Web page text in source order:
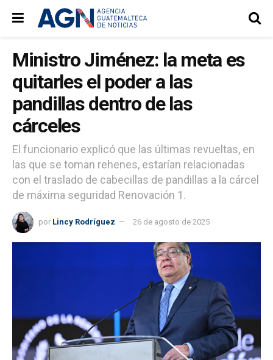
Ministro Jiménez: la meta es
quitarles el poder a las
pandillas dentro de las
cárceles
El funcionario explicó que las últimas revueltas, en
las que se toman rehenes, estarían relacionadas
con el traslado de cabecillas de pandillas a la cárcel
de máxima seguridad Renovación 1.
por Lincy Rodríguez 26 de agosto de 2025